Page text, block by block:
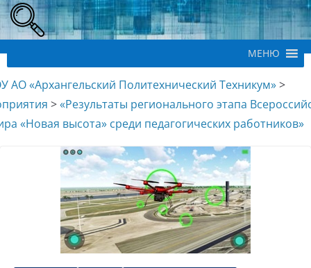
МЕНЮ
АО «Архангельский Политехнический Техникум»>
>«Результаты регионального этапа
«Новая высота» среди педагогических работников»